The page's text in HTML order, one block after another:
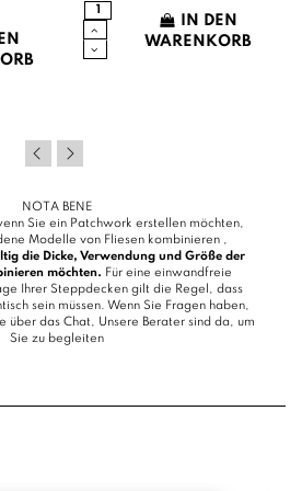
IN DEN
WARENKORB
NOTA BENE
Sie ein Patchwork erstellen möchten,
Modelle von Fliesen kombinieren ,
die Dicke, Verwendung und Größe der
möchten. Für eine einwandfreie
Ihrer Steppdecken gilt die Regel, dass
sein müssen. Wenn Sie Fragen haben,
über das Chat, Unsere Berater sind da, um
Sie zu begleiten